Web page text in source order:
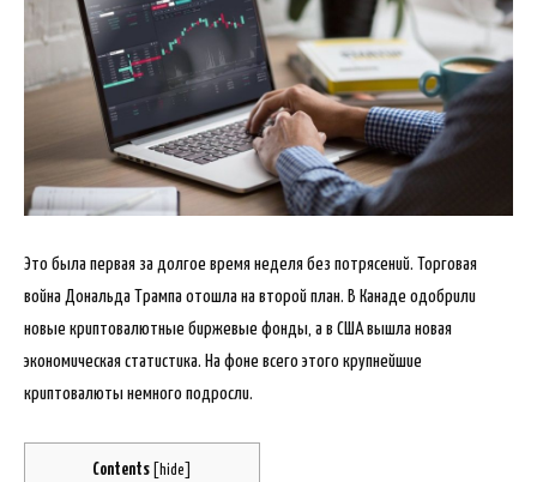
Это была первая за долгое время неделя без потрясений. Торговая
война Дональда Трампа отошла на второй план. В Канаде одобрили
новые криптовалютные биржевые фонды, а в США вышла новая
экономическая статистика. На фоне всего этого крупнейшие
криптовалюты немного подросли.
Contents hide